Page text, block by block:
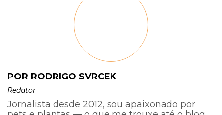
POR RODRIGO SVRCEK
Redator
Jornalista desde 2012, sou apaixonado por